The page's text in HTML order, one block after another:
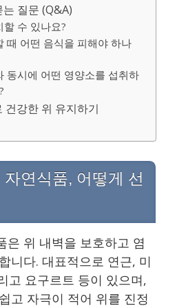
질문 (Q&A)
할 수 있나요?
때 어떤 음식을 피해야 하나
동시에 어떤 영양소를 섭취하
건강한 위 유지하기
연식품, 어떻게 선
은 위 내벽을 보호하고 염
니다. 대표적으로 연근, 미
고 요구르트 등이 있으며,
고 자극이 적어 위를 진정